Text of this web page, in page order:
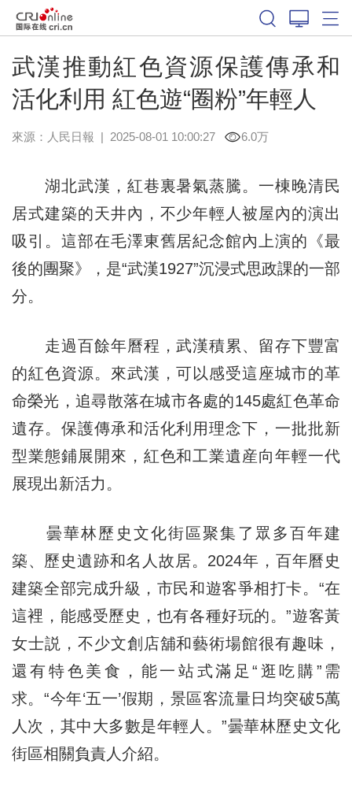
武漢推動紅色資源保護傳承和
活化利用 紅色遊“圈粉”年輕人
來源： 人民日報 | 2025-08-01 10:00:27 6.0万
湖北武漢，紅巷裏暑氣蒸騰。一棟晚清民
居式建築的天井內，不少年輕人被屋內的演出
吸引。這部在毛澤東舊居紀念館內上演的《最
後的團聚》，是“武漢1927”沉浸式思政課的一部
分。
走過百餘年曆程，武漢積累、留存下豐富
的紅色資源。來武漢，可以感受這座城市的革
命榮光，追尋散落在城市各處的145處紅色革命
遺存。保護傳承和活化利用理念下，一批批新
型業態鋪展開來，紅色和工業遺産向年輕一代
展現出新活力。
曇華林歷史文化街區聚集了眾多百年建
築、歷史遺跡和名人故居。2024年，百年曆史
建築全部完成升級，市民和遊客爭相打卡。“在
這裡，能感受歷史，也有各種好玩的。”遊客黃
女士説，不少文創店舖和藝術場館很有趣味，
還有特色美食，能一站式滿足“逛吃購”需
求。“今年‘五一’假期，景區客流量日均突破5萬
人次，其中大多數是年輕人。”曇華林歷史文化
街區相關負責人介紹。